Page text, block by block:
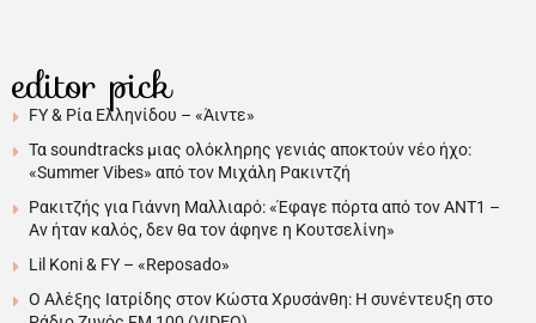
editor pick
FY & Ρία Ελληνίδου – «Άιντε»
Τα soundtracks μιας ολόκληρης γενιάς αποκτούν νέο ήχο:
«Summer Vibes» από τον Μιχάλη Ρακιντζή
Ρακιτζής για Γιάννη Μαλλιαρό: «Έφαγε πόρτα από τον ΑΝΤ1 –
Αν ήταν καλός, δεν θα τον άφηνε η Κουτσελίνη»
Lil Koni & FY – «Reposado»
Ο Αλέξης Ιατρίδης στον Κώστα Χρυσάνθη: Η συνέντευξη στο